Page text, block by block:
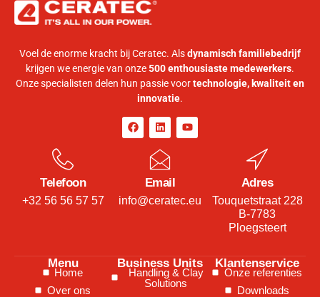
Voel de enorme kracht bij Ceratec. Alsdynamisch familiebedrijf
krijgen we energie van onze500 enthousiaste medewerkers.
Onze specialisten delen hun passie voortechnologie, kwaliteit en
innovatie.
Telefoon
+32 56 56 57 57
Email
info@ceratec.eu
Adres
Touquetstraat 228
B-7783
Ploegsteert
Menu
Home
Over ons
Business Units
Handling & Clay
Solutions
Klantenservice
Onze referenties
Downloads